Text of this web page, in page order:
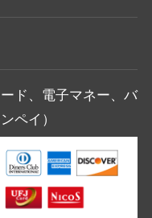
ド、電子マネー、 バ
ペイ）